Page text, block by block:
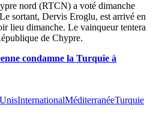
nord (RTCN) a voté dimanche
sortant, Dervis Eroglu, est arrivé en
lieu dimanche. Le vainqueur tentera
de Chypre.
condamne la Turquie à
InternationalMéditerranéeTurquie